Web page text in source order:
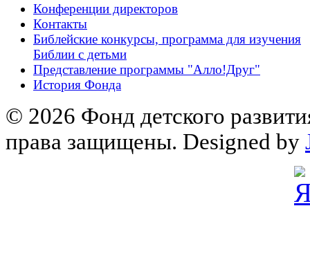
Конференции директоров
Контакты
Библейские конкурсы, программа для изучения
Библии с детьми
Представление программы "Алло!Друг"
История Фонда
© 2026 Фонд детского
права защищены. Designed by